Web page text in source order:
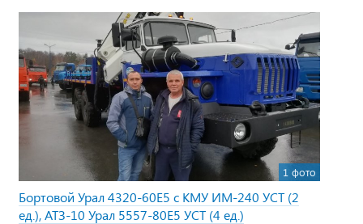
1 фото
Бортовой Урал 4320-60Е5 с КМУ ИМ-240 УСТ (2
ед.), АТЗ-10 Урал 5557-80Е5 УСТ (4 ед.)